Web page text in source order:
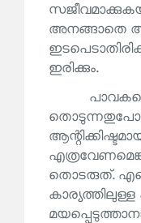
അനങ്ങാതെ
ഇരിക്കും.
തൊടരുത്.
കാര്യത്തിലുള്ള